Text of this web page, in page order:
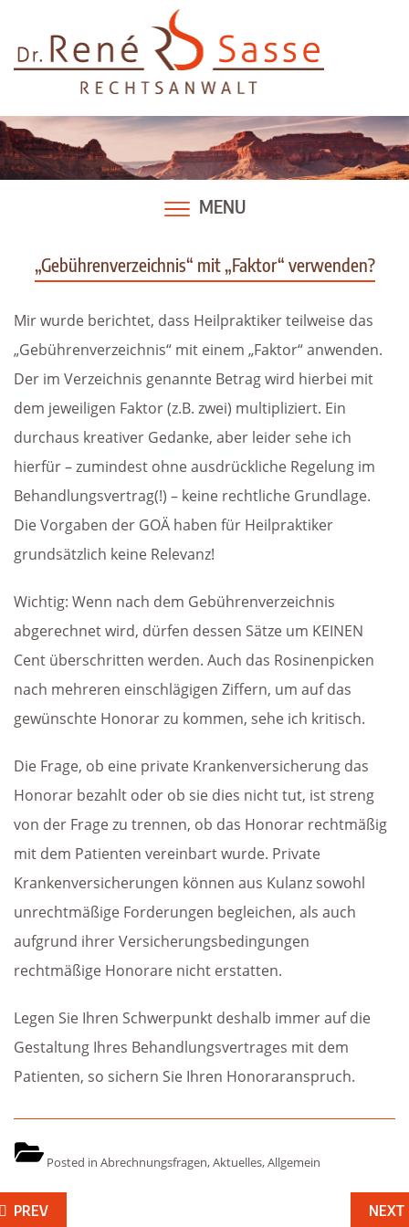
content
MENU
„Gebührenverzeichnis“ mit „Faktor“ verwenden?
Mir wurde berichtet, dass Heilpraktiker teilweise das
„Gebührenverzeichnis“ mit einem „Faktor“ anwenden.
Der im Verzeichnis genannte Betrag wird hierbei mit
dem jeweiligen Faktor (z.B. zwei) multipliziert. Ein
durchaus kreativer Gedanke, aber leider sehe ich
hierfür – zumindest ohne ausdrückliche Regelung im
Behandlungsvertrag(!) – keine rechtliche Grundlage.
Die Vorgaben der GOÄ haben für Heilpraktiker
grundsätzlich keine Relevanz!
Wichtig: Wenn nach dem Gebührenverzeichnis
abgerechnet wird, dürfen dessen Sätze um KEINEN
Cent überschritten werden. Auch das Rosinenpicken
nach mehreren einschlägigen Ziffern, um auf das
gewünschte Honorar zu kommen, sehe ich kritisch.
Die Frage, ob eine private Krankenversicherung das
Honorar bezahlt oder ob sie dies nicht tut, ist streng
von der Frage zu trennen, ob das Honorar rechtmäßig
mit dem Patienten vereinbart wurde. Private
Krankenversicherungen können aus Kulanz sowohl
unrechtmäßige Forderungen begleichen, als auch
aufgrund ihrer Versicherungsbedingungen
rechtmäßige Honorare nicht erstatten.
Legen Sie Ihren Schwerpunkt deshalb immer auf die
Gestaltung Ihres Behandlungsvertrages mit dem
Patienten, so sichern Sie Ihren Honoraranspruch.
Posted in Abrechnungsfragen,Aktuelles,Allgemein
PREV NEXT